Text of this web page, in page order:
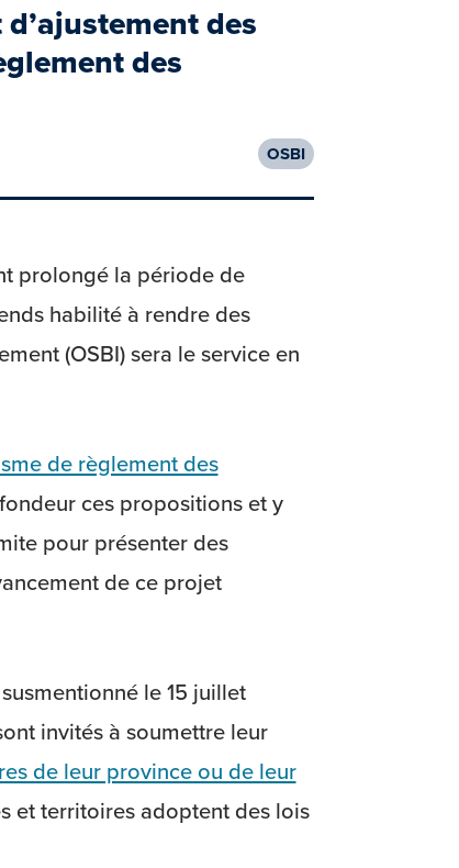
des
des
OSBI
prolongé la période de
habilité à rendre des
(OSBI) sera le service en
de règlement des
ces propositions et y
pour présenter des
de ce projet
le 15 juillet
invités à soumettre leur
de leur province ou de leur
et territoires adoptent des lois